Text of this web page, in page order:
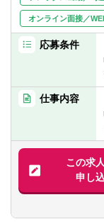
オンライン面接／
応募条件
仕事内容
この求
申し